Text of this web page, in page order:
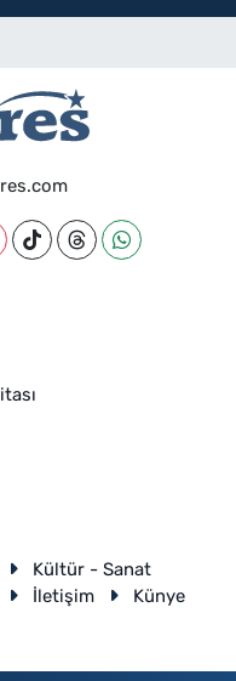
Kültür - Sanat
İletişim Künye